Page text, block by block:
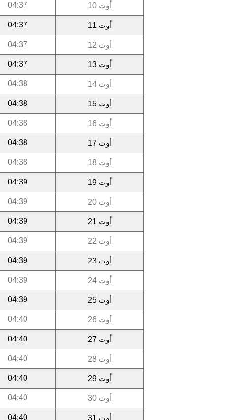
أوت 10 04:37
أوت 11 04:37
أوت 12 04:37
أوت 13 04:37
أوت 14 04:38
أوت 15 04:38
أوت 16 04:38
أوت 17 04:38
أوت 18 04:38
أوت 19 04:39
أوت 20 04:39
أوت 21 04:39
أوت 22 04:39
أوت 23 04:39
أوت 24 04:39
أوت 25 04:39
أوت 26 04:40
أوت 27 04:40
أوت 28 04:40
أوت 29 04:40
أوت 30 04:40
أوت 31 04:40